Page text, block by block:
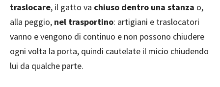
traslocare, il gatto va chiuso dentro una stanza o,
alla peggio, nel trasportino: artigiani e traslocatori
vanno e vengono di continuo e non possono chiudere
ogni volta la porta, quindi cautelate il micio chiudendo
lui da qualche parte.